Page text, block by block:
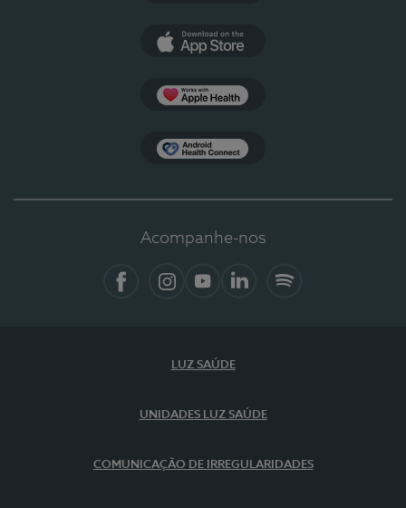
Acompanhe-nos
LUZ SAÚDE
UNIDADES LUZ SAÚDE
COMUNICAÇÃO DE IRREGULARIDADES